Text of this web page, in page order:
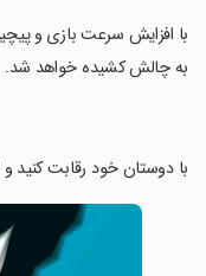
‏با افزایش سرعت بازی و
به چالش کشیده خواهد شد.
‏با دوستان خود رقابت کنید و